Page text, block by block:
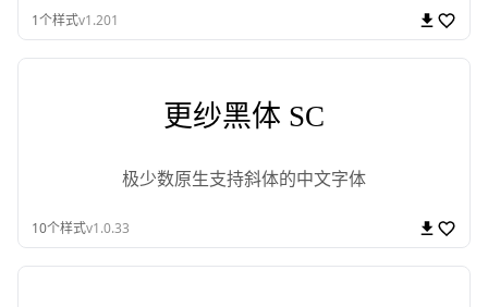
1个样式v1.201
更纱黑体 SC
极少数原生支持斜体的中文字体
10个样式v1.0.33